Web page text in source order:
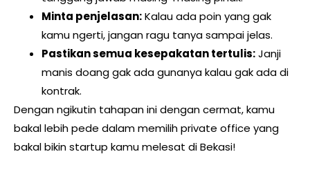
Minta penjelasan:Kalau ada poin yang gak
kamu ngerti, jangan ragu tanya sampai jelas.
Pastikan semua kesepakatan tertulis:Janji
manis doang gak ada gunanya kalau gak ada di
kontrak.
Dengan ngikutin tahapan ini dengan cermat, kamu
bakal lebih pede dalam memilih private office yang
bakal bikin startup kamu melesat di Bekasi!